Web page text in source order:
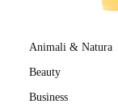
Animali & Natura
Beauty
Business